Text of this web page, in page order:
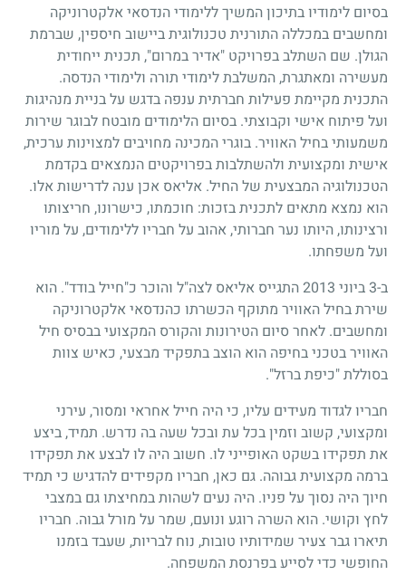
בסיום לימודיו בתיכון המשיך ללימודי הנדסאי אלקטרוניקה
ומחשבים במכללה התורנית טכנולוגית ביישוב חיספין, שברמת
הגולן. שם השתלב בפרויקט "אדיר במרום", תכנית ייחודית
מעשירה ומאתגרת, המשלבת לימודי תורה ולימודי הנדסה.
התכנית מקיימת פעילות חברתית ענפה בדגש על בניית מנהיגות
ועל פיתוח אישי וקבוצתי. בסיום הלימודים מובטח לבוגר שירות
משמעותי בחיל האוויר. בוגרי המכינה מחויבים למצוינות ערכית,
אישית ומקצועית ולהשתלבות בפרויקטים הנמצאים בקדמת
הטכנולוגיה המבצעית של החיל. אליאס אכן ענה לדרישות אלו.
הוא נמצא מתאים לתכנית בזכות: חוכמתו, כישרונו, חריצותו
ורצינותו, היותו נער חברותי, אהוב על חבריו ללימודים, על מוריו
ועל משפחתו.
ב-3 ביוני 2013 התגייס אליאס לצה"ל והוכר כ"חייל בודד". הוא
שירת בחיל האוויר מתוקף הכשרתו כהנדסאי אלקטרוניקה
ומחשבים. לאחר סיום הטירונות והקורס המקצועי בבסיס חיל
האוויר בטכני בחיפה הוא הוצב בתפקיד מבצעי, כאיש צוות
בסוללת "כיפת ברזל".
חבריו לגדוד מעידים עליו, כי היה חייל אחראי ומסור, עירני
ומקצועי, קשוב וזמין בכל עת ובכל שעה בה נדרש. תמיד, ביצע
את תפקידו בשקט האופייני לו. חשוב היה לו לבצע את תפקידו
ברמה מקצועית גבוהה. גם כאן, חבריו מקפידים להדגיש כי תמיד
חיוך היה נסוך על פניו. היה נעים לשהות במחיצתו גם במצבי
לחץ וקושי. הוא השרה רוגע ונועם, שמר על מורל גבוה. חבריו
תיארו גבר צעיר שמידותיו טובות, נוח לבריות, שעבד בזמנו
החופשי כדי לסייע בפרנסת המשפחה.